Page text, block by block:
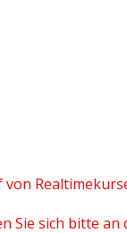
Sie sich bitte